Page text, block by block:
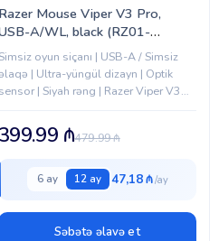
Razer Mouse Viper V3 Pro,
A/WL, black (RZ01-
05120100-R3G1)
oyun siçanı | USB-A / Simsiz
| Ultra-yüngül dizayn | Optik
sensor | Siyah rəng | Razer Viper V3
479.99₼
399.99 ₼
6 ay 12 ay 47,18 ₼
Səbətə əlavə et